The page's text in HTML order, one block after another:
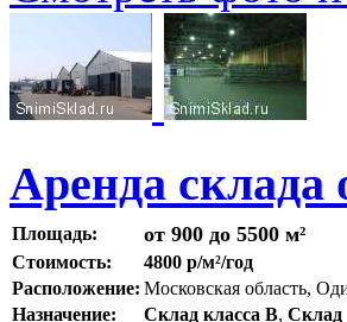
Аренда склада
Площадь: от 900 до 5500 м²
Стоимость:
4800 р/м²/год
Расположение: Московская область,
Назначение:
Склад класса B, Склад